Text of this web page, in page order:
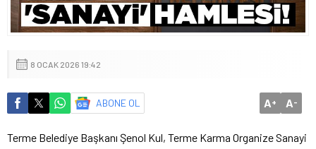
8 OCAK 2026 19:42
ABONE OL A+ A-
Terme Belediye Başkanı Şenol Kul, Terme Karma Organize Sanayi